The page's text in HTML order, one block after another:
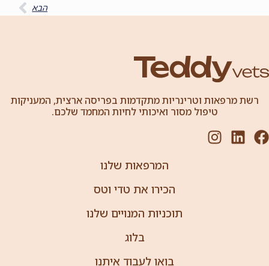
הבא
רשת מרפאות וטרינריות מתקדמות בפריסה ארצית, המעניקות
טיפול מסור ואיכותי לחיות המחמד שלכם.
המרפאות שלנו
הכירו את טדי וטס
תוכניות המנויים שלנו
בלוג
בואו לעבוד איתנו